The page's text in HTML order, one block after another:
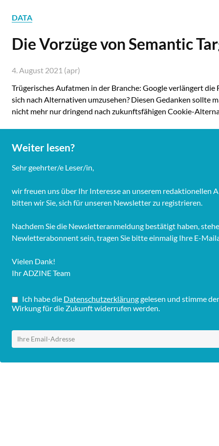
DATA
Die Vorzüge von Semantic
4. August 2021 (apr)
Trügerisches Aufatmen in der Branche: Google verlängert
sich nach Alternativen umzusehen? Diesen Gedanken sollte
nicht mehr nur dringend nach zukunftsfähigen Cookie-
Weiter lesen?
Sehr geehrter/e Leser/in,
wir freuen uns über Ihr Interesse an unserem redaktionellen
bitten wir Sie, sich für unseren Newsletter zu registrieren.
Nachdem Sie die Newsletteranmeldung bestätigt haben,
Newletterabonnent sein, tragen Sie bitte einmalig Ihre E-
Vielen Dank!
Ihr ADZINE Team
Ich habe die Datenschutzerklärunggelesen und stimme
Wirkung für die Zukunft widerrufen werden.